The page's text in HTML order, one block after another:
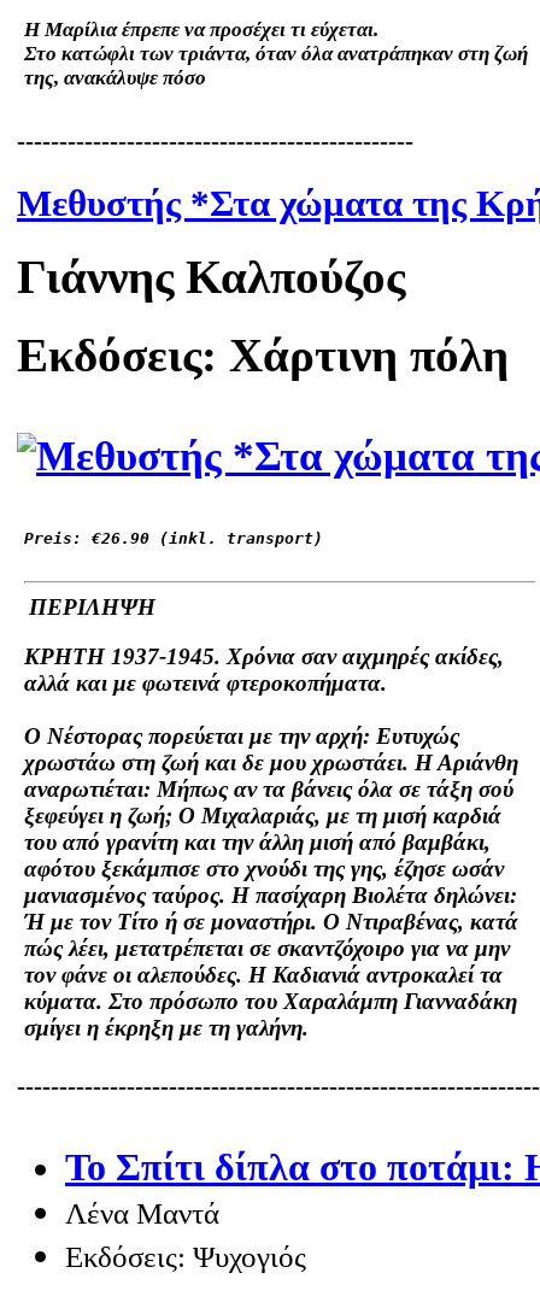
Η Μαρίλια έπρεπε να προσέχει τι εύχεται.
Στο κατώφλι των τριάντα, όταν όλα ανατράπηκαν στη ζωή
της, ανακάλυψε πόσο
-----------------------------------------------
Μεθυστής *Στα χώματα της
Γιάννης Καλπούζος
Εκδόσεις: Χάρτινη πόλη
Preis: €26.90 (inkl. transport)
ΠΕΡΙΛΗΨΗ
ΚΡΗΤΗ 1937-1945. Χρόνια σαν αιχμηρές ακίδες,
αλλά και με φωτεινά φτεροκοπήματα.
Ο Νέστορας πορεύεται με τηvαρχή: Ευτυχώς
χρωστάω στη ζωή και δε μου χρωστάει. Η Αριάνθη
αναρωτιέται: Μήπως αν τα βάνεις όλα σε τάξη σού
ξεφεύγει η ζωή; Ο Μιχαλαριάς, με τη μισή καρδιά
του από γρανίτη και την άλλη μισή από βαμβάκι,
αφότου ξεκάμπισε στο χνούδι της γης, έζησε ωσάν
μανιασμένος ταύρος. Η πασίχαρη Βιολέτα δηλώνει:
Ή με τον Τίτο ή σε μοναστήρι. Ο Ντιραβένας, κατά
πώς λέει, μετατρέπεται σε σκαντζόχοιρο για να μην
τον φάνε οι αλεπούδες. Η Καδιανιά αντροκαλεί τα
κύματα. Στο πρόσωπο του Χαραλάμπη Γιανναδάκη
σμίγει η έκρηξη με τη γαλήνη.
Το Σπίτι δίπλα στο ποτάμι:
Λένα Μαντά
Εκδόσεις: Ψυχογιός